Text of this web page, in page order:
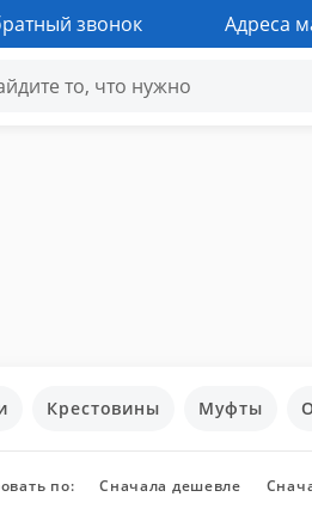
звонок Адреса
Крестовины Муфты
по: Сначала дешевле